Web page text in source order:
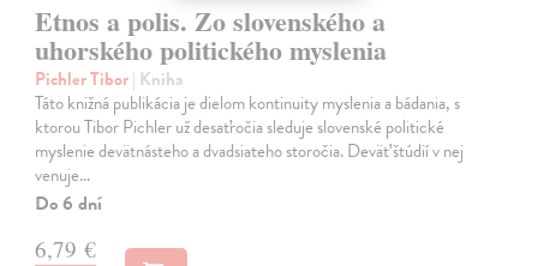
Etnos a polis. Zo slovenského a
uhorského politického myslenia
Pichler Tibor| Kniha
Táto knižná publikácia je dielom kontinuity myslenia a bádania, s
ktorou Tibor Pichler už desaťročia sleduje slovenské politické
myslenie devätnásteho a dvadsiateho storočia. Deväť štúdií v nej
venuje…
Do 6 dní
6,79 €